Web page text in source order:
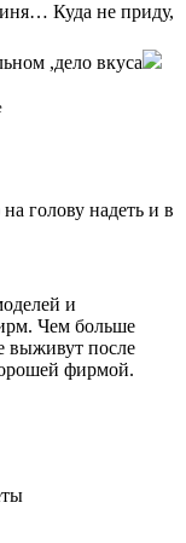
Куда не приду,
,дело вкуса
голову надеть и в
и
Чем больше
выживут после
фирмой.